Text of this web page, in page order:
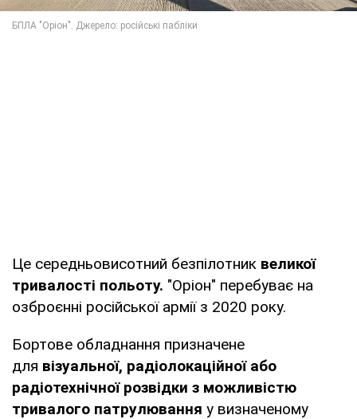
Це середньовисотний безпілотник великої
тривалості польоту. "Оріон" перебуває на
озброєнні російської армії з 2020 року.
Бортове обладнання призначене
для візуальної, радіолокаційної або
радіотехнічної розвідки з можливістю
тривалого патрулювання у визначеному